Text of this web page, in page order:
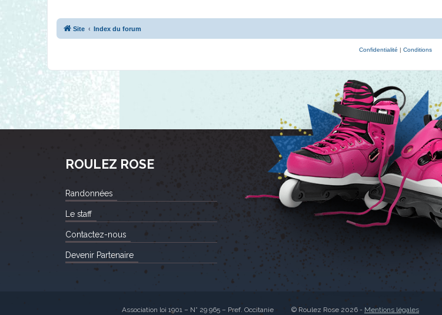
Site Index du forum
Confidentialité | Conditions
ROULEZ ROSE
Randonnées
Le staff
Contactez-nous
Devenir Partenaire
Association loi 1901 – N° 29 965 – Pref. Occitanie
© Roulez Rose 2026 - Mentions légales